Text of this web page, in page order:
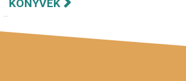
KÖNYVEK